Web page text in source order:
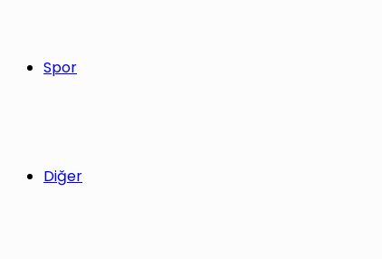
Spor
Diğer